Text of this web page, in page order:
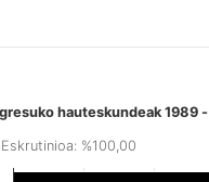
hauteskundeak 1989 -
%100,00